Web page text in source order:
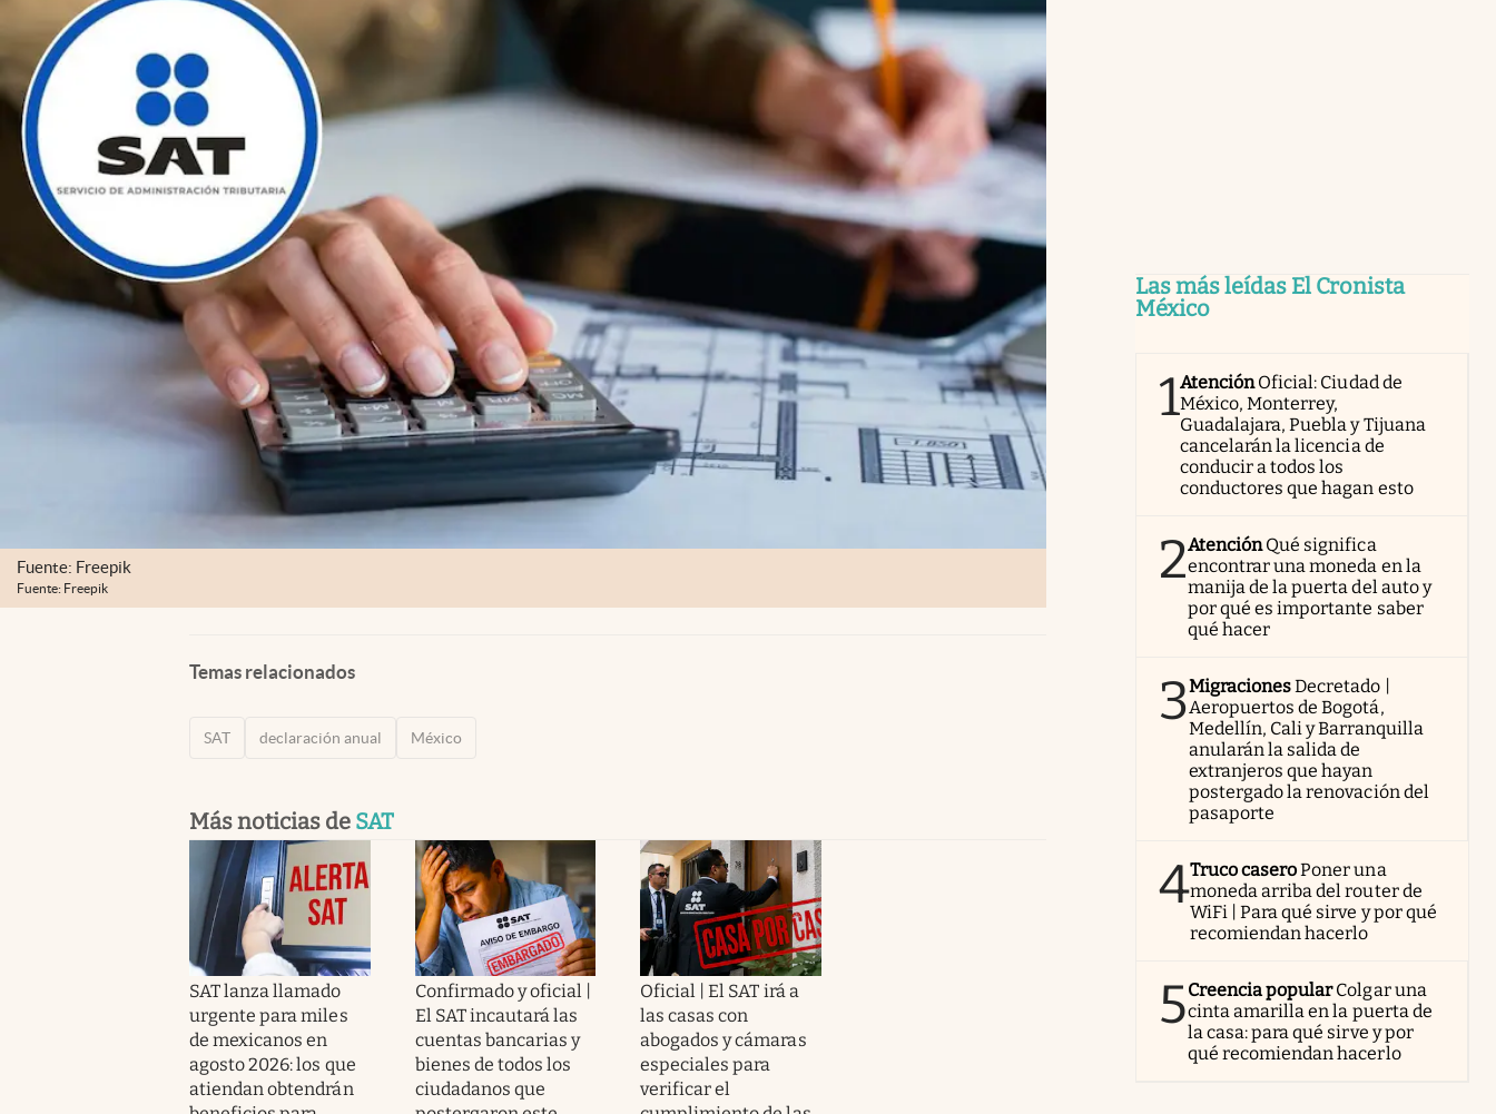
Fuente: Freepik
Fuente: Freepik
Temas relacionados
SAT declaración anual México
Más noticias de SAT
SAT lanza llamado
urgente para miles
de mexicanos en
agosto 2026: los que
atiendan obtendrán
Confirmado y oficial |
El SAT incautará las
cuentas bancarias y
bienes de todos los
ciudadanos que
Oficial | El SAT irá a
las casas con
abogados y cámaras
especiales para
verificar el
Las más leídas El Cronista
México
1AtenciónOficial: Ciudad de
México, Monterrey,
Guadalajara, Puebla y Tijuana
cancelarán la licencia de
conducir a todos los
conductores que hagan esto
2AtenciónQué significa
encontrar una moneda en la
manija de la puerta del auto y
por qué es importante saber
qué hacer
3MigracionesDecretado |
Aeropuertos de Bogotá,
Medellín, Cali y Barranquilla
anularán la salida de
extranjeros que hayan
postergado la renovación del
pasaporte
4Truco caseroPoner una
moneda arriba del router de
WiFi | Para qué sirve y por qué
recomiendan hacerlo
5Creencia popularColgar una
cinta amarilla en la puerta de
la casa: para qué sirve y por
qué recomiendan hacerlo